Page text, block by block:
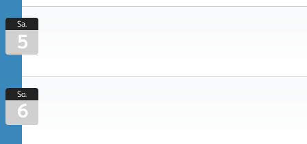
Sa.
5
So.
6